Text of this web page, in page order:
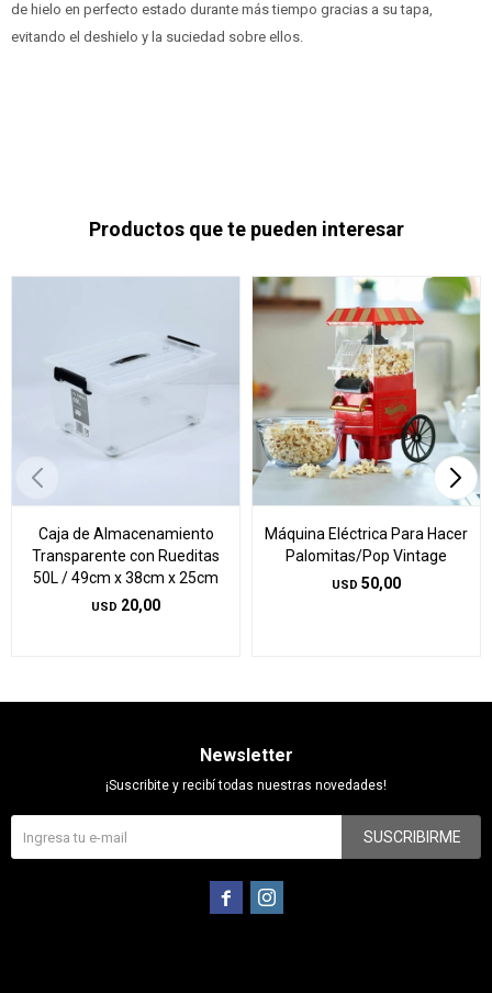
de hielo en perfecto estado durante más tiempo gracias a su tapa,
evitando el deshielo y la suciedad sobre ellos.
Productos que te pueden interesar
Caja de Almacenamiento
Transparente con Rueditas
50L / 49cm x 38cm x 25cm
USD 20,00
Máquina Eléctrica Para Hacer
Palomitas/Pop Vintage
USD 50,00
Newsletter
¡Suscribite y recibí todas nuestras novedades!
SUSCRIBIRME
 